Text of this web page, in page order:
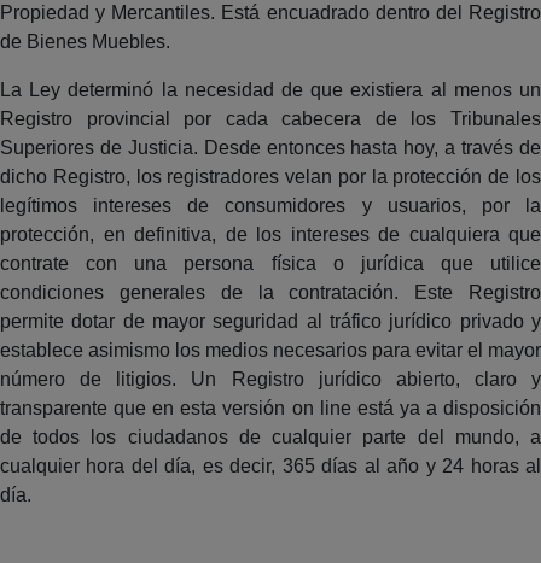
Propiedad y Mercantiles. Está encuadrado dentro del Registro
de Bienes Muebles.
La Ley determinó la necesidad de que existiera al menos un
Registro provincial por cada cabecera de los Tribunales
Superiores de Justicia. Desde entonces hasta hoy, a través de
dicho Registro, los registradores velan por la protección de los
legítimos intereses de consumidores y usuarios, por la
protección, en definitiva, de los intereses de cualquiera que
contrate con una persona física o jurídica que utilice
condiciones generales de la contratación. Este Registro
permite dotar de mayor seguridad al tráfico jurídico privado y
establece asimismo los medios necesarios para evitar el mayor
número de litigios. Un Registro jurídico abierto, claro y
transparente que en esta versión on line está ya a disposición
de todos los ciudadanos de cualquier parte del mundo, a
cualquier hora del día, es decir, 365 días al año y 24 horas al
día.